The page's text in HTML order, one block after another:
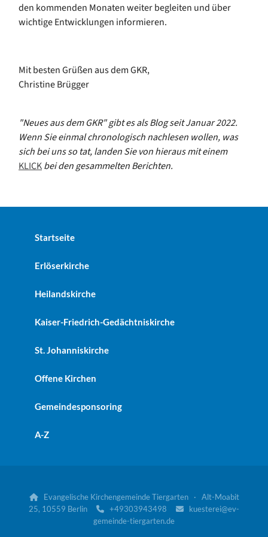
den kommenden Monaten weiter begleiten und über
wichtige Entwicklungen informieren.
Mit besten Grüßen aus dem GKR,
Christine Brügger
"Neues aus dem GKR"gibt es als Blog seit Januar 2022.
Wenn Sie einmal chronologisch nachlesen wollen, was
sich bei uns so tat, landen Sie von hieraus mit einem
KLICKbei den gesammelten Berichten.
Startseite
Erlöserkirche
Heilandskirche
Kaiser-Friedrich-Gedächtniskirche
St. Johanniskirche
Offene Kirchen
Gemeindesponsoring
A-Z
Evangelische Kirchengemeinde Tiergarten · Alt-Moabit
25, 10559 Berlin
 +49303943498 
kuesterei@ev-
gemeinde-tiergarten.de